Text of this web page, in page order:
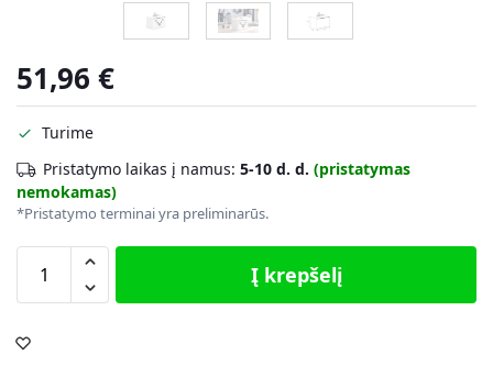
51,96 €
Turime
Pristatymo laikas į namus: 5-10 d. d. (pristatymas
nemokamas)
*Pristatymo terminai yra preliminarūs.
Į krepšelį